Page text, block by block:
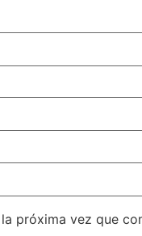
próxima vez que